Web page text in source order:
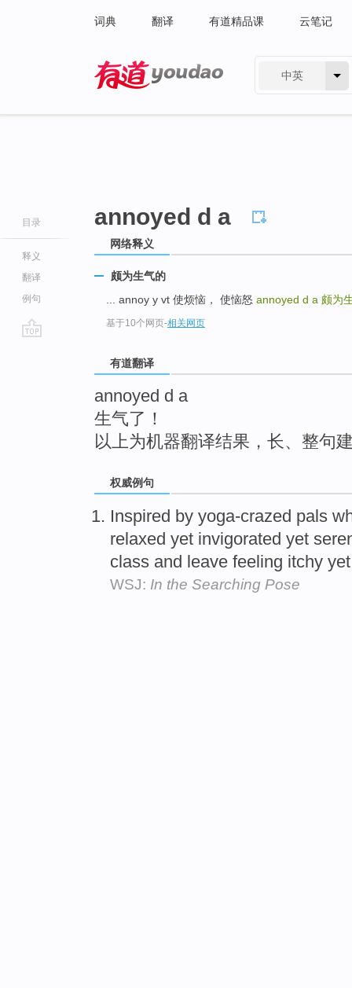
词典 翻译 有道精品课 云笔记
中英
目录
释义
翻译
例句
annoyed d a
网络释义
颇为生气的
... annoy y vt 使烦恼， 使恼怒 annoyed d a 颇为
基于10个网页-相关网页
有道翻译
annoyed d a
生气了！
以上为机器翻译结果，长、整句
权威例句
Inspired by yoga-crazed pals
relaxed yet invigorated yet
class and leave feeling itchy
WSJ: In the Searching Pose